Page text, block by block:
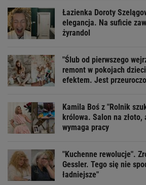
Łazienka Doroty
elegancja. Na suficie
żyrandol
"Ślub od pierwszego
remont w pokojach
efektem. Jest przeuroczo
Kamila Boś z "Rolnik
królowa. Salon na złoto,
wymaga pracy
"Kuchenne rewolucje".
Gessler. Tego się nie
ładniejsze"